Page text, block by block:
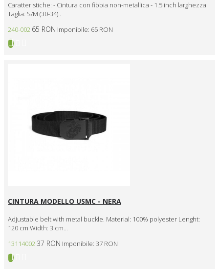
Caratteristiche: - Cintura con fibbia non-metallica - 1.5 inch larghezza
Taglia: S/M (30-34)..
240-002 65 RON Imponibile: 65 RON
CINTURA MODELLO USMC - NERA
Adjustable belt with metal buckle. Material: 100% polyester Lenght:
120 cm Width: 3 cm...
13114002 37 RON Imponibile: 37 RON